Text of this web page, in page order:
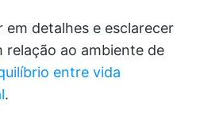
detalhes e esclarecer
relação ao ambiente de
entre vida
.